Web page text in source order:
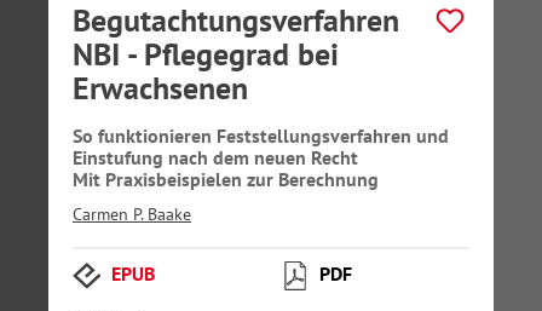
Begutachtungsverfahren
NBI - Pflegegrad bei
Erwachsenen
So funktionieren Feststellungsverfahren und
Einstufung nach dem neuen Recht
Mit Praxisbeispielen zur Berechnung
Carmen P. Baake
EPUB PDF